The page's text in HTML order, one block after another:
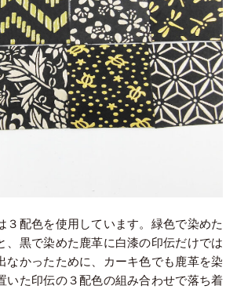
３配色を使用しています。緑色で染めた
、黒で染めた鹿革に白漆の印伝だけでは
なかったために、カーキ色でも鹿革を染
いた印伝の３配色の組み合わせで落ち着